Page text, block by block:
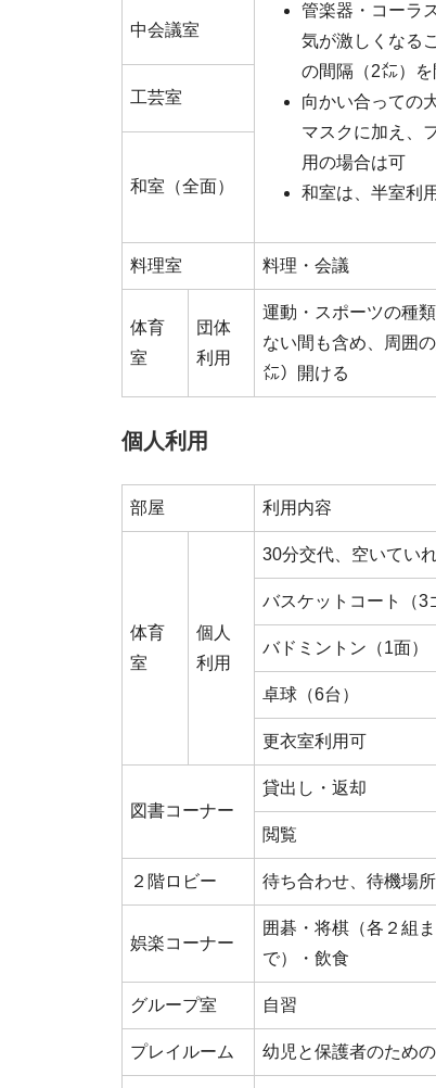
管楽器・コーラ
気が激しくなる
の間隔（2㍍）を
向かい合っての
マスクに加え、
用の場合は可
和室は、半室利
中会議室
工芸室
和室（全面）
料理室 料理・会議
体育
室
団体
利用
運動・スポーツの種
ない間も含め、周囲
㍍）開ける
個人利用
部屋 利用内容
体育
室
個人
利用
30分交代、空いてい
バスケットコート（3
バドミントン（1面）
卓球（6台）
更衣室利用可
図書コーナー
貸出し・返却
閲覧
２階ロビー 待ち合わせ、待機場所
娯楽コーナー
囲碁・将棋（各２組
で）・飲食
グループ室 自習
プレイルーム 幼児と保護者のため